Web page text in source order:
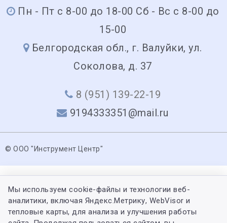
Пн - Пт с 8-00 до 18-00 Сб - Вс с 8-00 до
15-00
Белгородская обл., г. Валуйки, ул.
Соколова, д. 37
8 (951) 139-22-19
9194333351@mail.ru
© ООО "Инструмент Центр"
Мы используем cookie-файлы и технологии веб-
аналитики, включая Яндекс.Метрику, WebVisor и
тепловые карты, для анализа и улучшения работы